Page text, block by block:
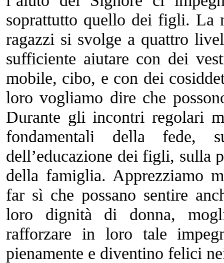
soprattutto quello dei figli. La
ragazzi si svolge a quattro
sufficiente aiutare con dei
mobile, cibo, e con dei
loro vogliamo dire che
Durante gli incontri regolari
fondamentali della fede,
dell’educazione dei figli, sulla
della famiglia. Apprezziamo
far sì che possano sentire
loro dignità di donna,
rafforzare in loro tale
pienamente e diventino felici